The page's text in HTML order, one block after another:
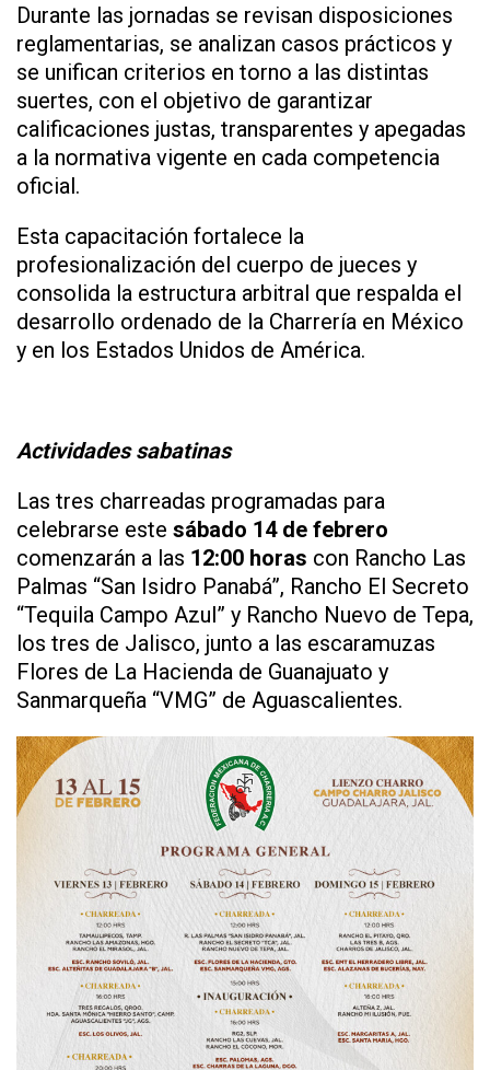
Durante las jornadas se revisan disposiciones
reglamentarias, se analizan casos prácticos y
se unifican criterios en torno a las distintas
suertes, con el objetivo de garantizar
calificaciones justas, transparentes y apegadas
a la normativa vigente en cada competencia
oficial.
Esta capacitación fortalece la
profesionalización del cuerpo de jueces y
consolida la estructura arbitral que respalda el
desarrollo ordenado de la Charrería en México
y en los Estados Unidos de América.
Actividades sabatinas
Las tres charreadas programadas para
celebrarse este sábado 14 de febrero
comenzarán a las 12:00 horas con Rancho Las
Palmas “San Isidro Panabá”, Rancho El Secreto
“Tequila Campo Azul” y Rancho Nuevo de Tepa,
los tres de Jalisco, junto a las escaramuzas
Flores de La Hacienda de Guanajuato y
Sanmarqueña “VMG” de Aguascalientes.